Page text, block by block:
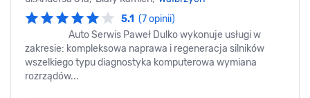
5.1 (7 opinii)
Auto Serwis Paweł Dulko wykonuje usługi w
zakresie: kompleksowa naprawa i regeneracja silników
wszelkiego typu diagnostyka komputerowa wymiana
rozrządów...